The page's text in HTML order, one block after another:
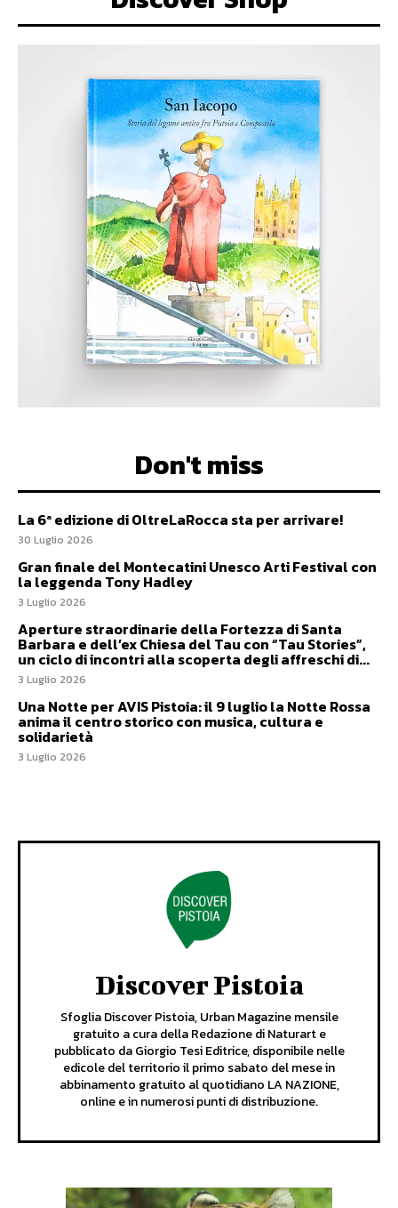
Don't miss
La 6ª edizione di OltreLaRocca sta per arrivare!
30 Luglio 2026
Gran finale del Montecatini Unesco Arti Festival con
la leggenda Tony Hadley
3 Luglio 2026
Aperture straordinarie della Fortezza di Santa
Barbara e dell’ex Chiesa del Tau con “Tau Stories”,
un ciclo di incontri alla scoperta degli affreschi di...
3 Luglio 2026
Una Notte per AVIS Pistoia: il 9 luglio la Notte Rossa
anima il centro storico con musica, cultura e
solidarietà
3 Luglio 2026
Discover Pistoia
Sfoglia Discover Pistoia, Urban Magazine mensile
gratuito a cura della Redazione di Naturart e
pubblicato da Giorgio Tesi Editrice, disponibile nelle
edicole del territorio il primo sabato del mese in
abbinamento gratuito al quotidiano LA NAZIONE,
online e in numerosi punti di distribuzione.